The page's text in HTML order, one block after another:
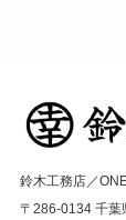
鈴木工務店／
〒286-0134 千葉